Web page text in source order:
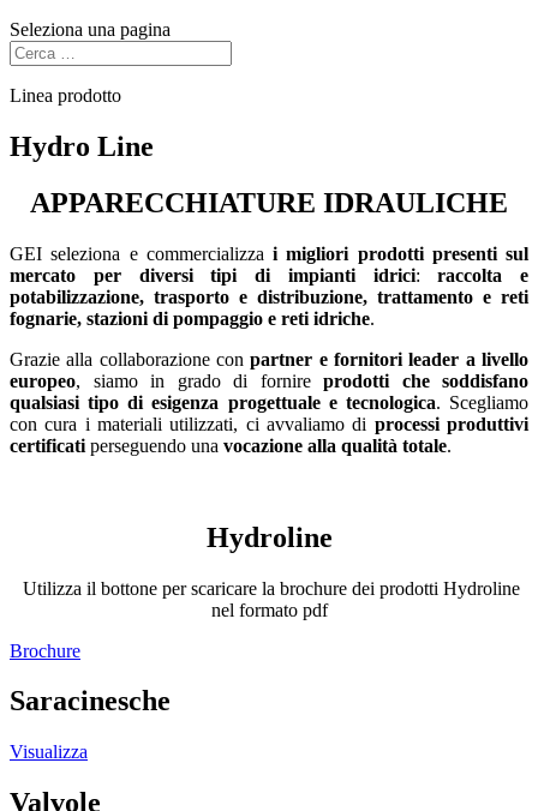
Seleziona una pagina
Linea prodotto
Hydro Line
APPARECCHIATURE IDRAULICHE
GEI seleziona e commercializza i migliori prodotti presenti sul
mercato per diversi tipi di impianti idrici:raccolta e
potabilizzazione, trasporto e distribuzione, trattamento e reti
fognarie, stazioni di pompaggio e reti idriche.
Grazie alla collaborazione conpartner e fornitori leader a livello
europeo, siamo in grado di fornire prodotti che soddisfano
qualsiasi tipo di esigenza progettuale e tecnologica. Scegliamo
con cura i materiali utilizzati, ci avvaliamo di processi produttivi
certificati perseguendo una vocazione alla qualità totale.
Hydroline
Utilizza il bottone per scaricare la brochure dei prodotti Hydroline
nel formato pdf
Brochure
Saracinesche
Visualizza
Valvole